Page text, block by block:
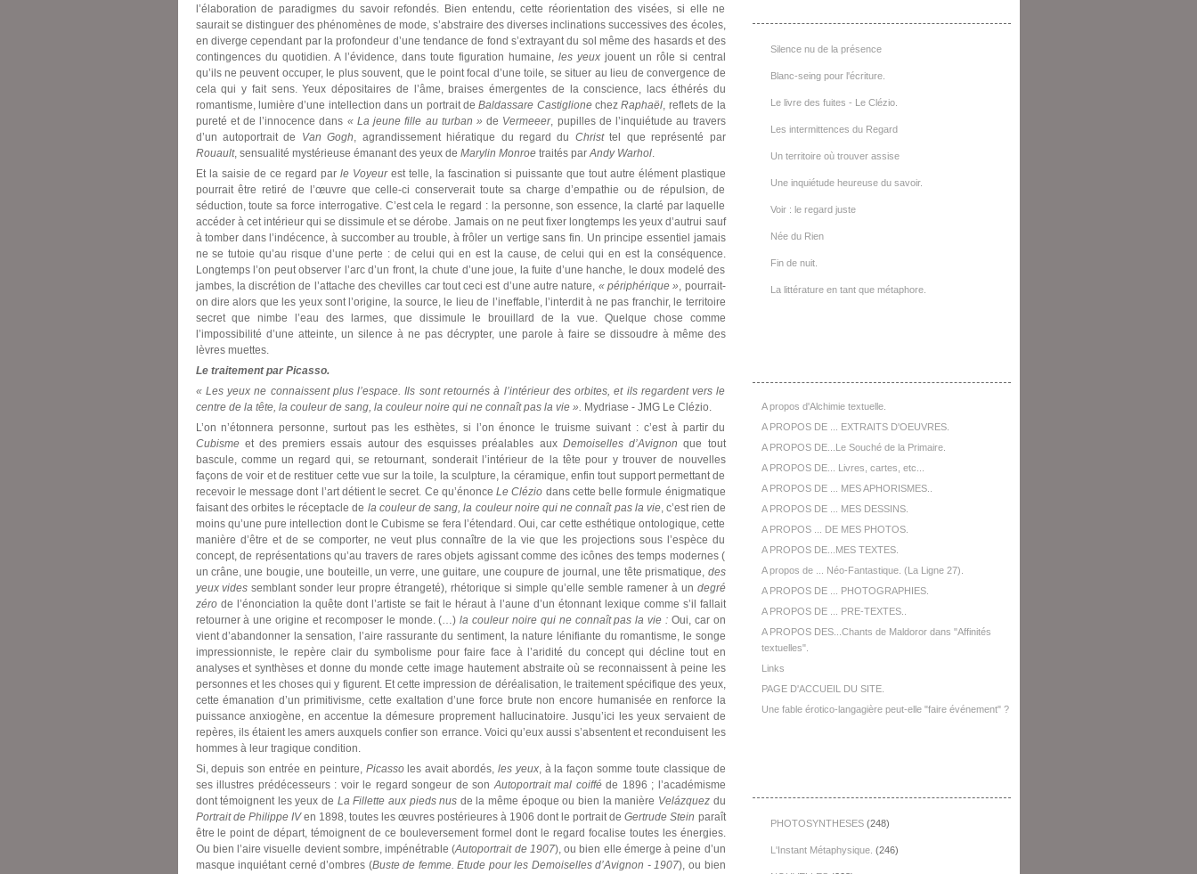
l’élaboration de paradigmes du savoir refondés. Bien entendu, cette réorientation des visées, si elle ne
saurait se distinguer des phénomènes de mode, s’abstraire des diverses inclinations successives des écoles,
en diverge cependant par la profondeur d’une tendance de fond s’extrayant du sol même des hasards et des
contingences du quotidien. A l’évidence, dans toute figuration humaine,les yeux jouent un rôle si central
qu’ils ne peuvent occuper, le plus souvent, que le point focal d’une toile, se situer au lieu de convergence de
cela qui y fait sens. Yeux dépositaires de l’âme, braises émergentes de la conscience, lacs éthérés du
romantisme, lumière d’une intellection dans un portrait deBaldassare CastiglionechezRaphaël, reflets de la
pureté et de l’innocence dans « La jeune fille au turban » de Vermeeer, pupilles de l’inquiétude au travers
d’un autoportrait de Van Gogh, agrandissement hiératique du regard du Christtel que représenté par
Rouault, sensualité mystérieuse émanant des yeux de Marylin Monroetraités parAndy Warhol.
Et la saisie de ce regard par le Voyeurest telle, la fascination si puissante que tout autre élément plastique
pourrait être retiré de l’œuvre que celle-ci conserverait toute sa charge d’empathie ou de répulsion, de
séduction, toute sa force interrogative. C’est cela le regard : la personne, son essence, la clarté par laquelle
accéder à cet intérieur qui se dissimule et se dérobe. Jamais on ne peut fixer longtemps les yeux d’autrui sauf
à tomber dans l’indécence, à succomber au trouble, à frôler un vertige sans fin. Un principe essentiel jamais
ne se tutoie qu’au risque d’une perte : de celui qui en est la cause, de celui qui en est la conséquence.
Longtemps l’on peut observer l’arc d’un front, la chute d’une joue, la fuite d’une hanche, le doux modelé des
jambes, la discrétion de l’attache des chevilles car tout ceci est d’une autre nature, « périphérique », pourrait-
on dire alors que les yeux sont l’origine, la source, le lieu de l’ineffable, l’interdit à ne pas franchir, le territoire
secret que nimbe l’eau des larmes, que dissimule le brouillard de la vue. Quelque chose comme
l’impossibilité d’une atteinte, un silence à ne pas décrypter, une parole à faire se dissoudre à même des
lèvres muettes.
Le traitement par Picasso.
« Les yeux ne connaissent plus l’espace. Ils sont retournés à l’intérieur des orbites, et ils regardent vers le
centre de la tête, la couleur de sang, la couleur noire qui ne connaît pas la vie ». Mydriase - JMG Le Clézio.
L’on n’étonnera personne, surtout pas les esthètes, si l’on énonce le truisme suivant : c’est à partir du
Cubismeet des premiers essais autour des esquisses préalables aux Demoiselles d’Avignon que tout
bascule, comme un regard qui, se retournant, sonderait l’intérieur de la tête pour y trouver de nouvelles
façons de voir et de restituer cette vue sur la toile, la sculpture, la céramique, enfin tout support permettant de
recevoir le message dont l’art détient le secret. Ce qu’énonce Le Clézio dans cette belle formule énigmatique
faisant des orbites le réceptacle de la couleur de sang, la couleur noire qui ne connaît pas la vie, c’est rien de
moins qu’une pure intellection dont le Cubisme se fera l’étendard. Oui, car cette esthétique ontologique, cette
manière d’être et de se comporter, ne veut plus connaître de la vie que les projections sous l’espèce du
concept, de représentations qu’au travers de rares objets agissant comme des icônes des temps modernes (
un crâne, une bougie, une bouteille, un verre, une guitare, une coupure de journal, une tête prismatique, des
yeux vides semblant sonder leur propre étrangeté), rhétorique si simple qu’elle semble ramener à un degré
zérode l’énonciation la quête dont l’artiste se fait le héraut à l’aune d’un étonnant lexique comme s’il fallait
retourner à une origine et recomposer le monde. (…)la couleur noire qui ne connaît pas la vie : Oui, car on
vient d’abandonner la sensation, l’aire rassurante du sentiment, la nature lénifiante du romantisme, le songe
impressionniste, le repère clair du symbolisme pour faire face à l’aridité du concept qui décline tout en
analyses et synthèses et donne du monde cette image hautement abstraite où se reconnaissent à peine les
personnes et les choses qui y figurent. Et cette impression de déréalisation, le traitement spécifique des yeux,
cette émanation d’un primitivisme, cette exaltation d’une force brute non encore humanisée en renforce la
puissance anxiogène, en accentue la démesure proprement hallucinatoire. Jusqu’ici les yeux servaient de
repères, ils étaient les amers auxquels confier son errance. Voici qu’eux aussi s’absentent et reconduisent les
hommes à leur tragique condition.
Si, depuis son entrée en peinture, Picassoles avait abordés, les yeux, à la façon somme toute classique de
ses illustres prédécesseurs : voir le regard songeur de sonAutoportrait mal coifféde 1896 ; l’académisme
dont témoignent les yeux de La Fillette aux pieds nus de la même époque ou bien la manière Velázquezdu
Portrait de Philippe IVen 1898, toutes les œuvres postérieures à 1906 dont le portrait deGertrude Stein paraît
être le point de départ, témoignent de ce bouleversement formel dont le regard focalise toutes les énergies.
Ou bien l’aire visuelle devient sombre, impénétrable (Autoportrait de 1907), ou bien elle émerge à peine d’un
masque inquiétant cerné d’ombres (Buste de femme. Etude pour les Demoiselles d’Avignon - 1907), ou bien
Silence nu de la présence
Blanc-seing pour l'écriture.
Le livre des fuites - Le Clézio.
Les intermittences du Regard
Un territoire où trouver assise
Une inquiétude heureuse du savoir.
Voir : le regard juste
Née du Rien
Fin de nuit.
La littérature en tant que métaphore.
A propos d'Alchimie textuelle.
A PROPOS DE ... EXTRAITS D'OEUVRES.
A PROPOS DE...Le Souché de la Primaire.
A PROPOS DE... Livres, cartes, etc...
A PROPOS DE ... MES APHORISMES..
A PROPOS DE ... MES DESSINS.
A PROPOS ... DE MES PHOTOS.
A PROPOS DE...MES TEXTES.
A propos de ... Néo-Fantastique. (La Ligne 27).
A PROPOS DE ... PHOTOGRAPHIES.
A PROPOS DE ... PRE-TEXTES..
A PROPOS DES...Chants de Maldoror dans "Affinités
textuelles".
Links
PAGE D'ACCUEIL DU SITE.
Une fable érotico-langagière peut-elle "faire événement" ?
PHOTOSYNTHESES(248)
L'Instant Métaphysique. (246)